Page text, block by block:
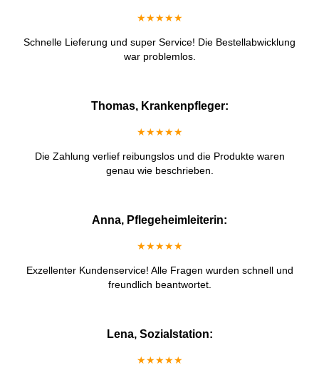
★★★★★
Schnelle Lieferung und super Service! Die Bestellabwicklung
war problemlos.
Thomas, Krankenpfleger:
★★★★★
Die Zahlung verlief reibungslos und die Produkte waren
genau wie beschrieben.
Anna, Pflegeheimleiterin:
★★★★★
Exzellenter Kundenservice! Alle Fragen wurden schnell und
freundlich beantwortet.
Lena, Sozialstation:
★★★★★